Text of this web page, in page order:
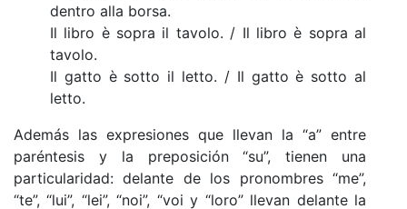
dentro alla borsa.
Il libro è sopra il tavolo. / Il libro è sopra al
tavolo.
Il gatto è sotto il letto. / Il gatto è sotto al
letto.
Además las expresiones que llevan la “a” entre
paréntesis y la preposición “su”, tienen una
particularidad: delante de los pronombres “me”,
“te”, “lui”, “lei”, “noi”, “voi y “loro” llevan delante la